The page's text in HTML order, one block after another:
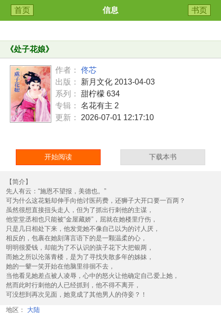
首页 信息 书页
《处子花娘》
作者：
佟芯
出版：
新月文化 2013-04-03
系列：
甜柠檬 634
专辑：
名花有主 2
更新：
2026-07-01 12:17:10
开始阅读 下载本书
【简介】
先人有云：“施恩不望报，美德也。”
可为什么这花魁却伸手向他讨医药费，还狮子大开口要一百两？
虽然很想直接扭头走人，但为了抓出行刺他的主谋，
他堂堂丞相也只能被“金屋藏娇”，屈就在她楼里疗伤，
只是几日相处下来，他发觉她不像自己以为的讨人厌，
相反的，包裹在她刻薄言语下的是一颗温柔的心，
明明很爱钱，却能为了不认识的孩子花下大把银两，
而她之所以沦落青楼，是为了寻找失散多年的姊妹，
她的一颦一笑开始在他脑里徘徊不去，
当他看见她差点被人凌辱，心中的怒火让他确定自己爱上她，
然而此时行刺他的人已经抓到，他不得不离开，
可没想到再次见面，她竟成了其他男人的侍妾？！
地区：
大陆